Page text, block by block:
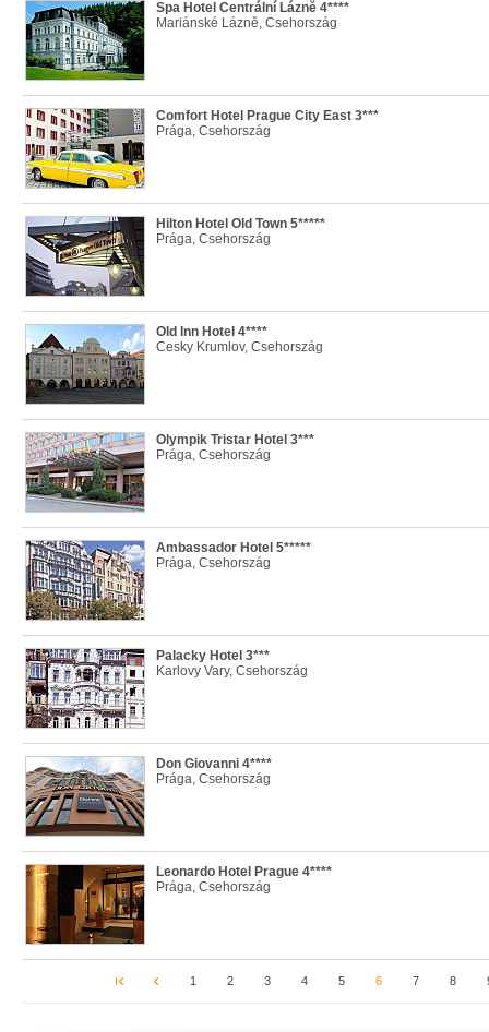
Spa Hotel Centrální Láznĕ 4****
Mariánské Lázně, Csehország
Comfort Hotel Prague City East 3***
Prága, Csehország
Hilton Hotel Old Town 5*****
Prága, Csehország
Old Inn Hotel 4****
Cesky Krumlov, Csehország
Olympik Tristar Hotel 3***
Prága, Csehország
Ambassador Hotel 5*****
Prága, Csehország
Palacky Hotel 3***
Karlovy Vary, Csehország
Don Giovanni 4****
Prága, Csehország
Leonardo Hotel Prague 4****
Prága, Csehország
1 2 3 4 5 6 7 8